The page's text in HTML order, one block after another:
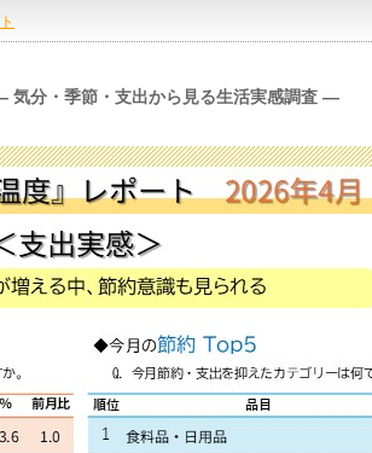
気分・季節・支出から見る生活実感調査 ―